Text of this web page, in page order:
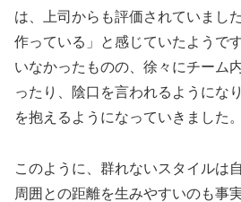
は、上司からも評価されていまし
作っている」と感じていたようで
いなかったものの、徐々にチーム
ったり、陰口を言われるようにな
を抱えるようになっていきました。
このように、群れないスタイルは
周囲との距離を生みやすいのも事